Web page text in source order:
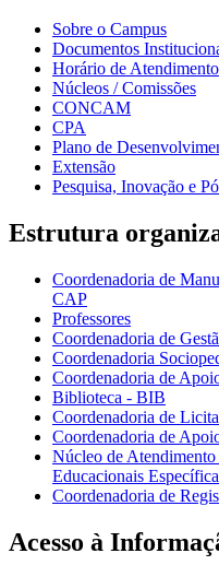
Sobre o Campus
Documentos
Horário de Atendimento
Núcleos / Comissões
CONCAM
CPA
Plano de
Extensão
Pesquisa, Inovação e
Estrutura
Coordenadoria de
CAP
Professores
Coordenadoria de
Coordenadoria
Coordenadoria de
Biblioteca - BIB
Coordenadoria de
Coordenadoria de
Núcleo de Atendimento
Educacionais
Coordenadoria de
Acesso à